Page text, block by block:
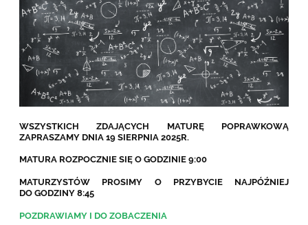
WSZYSTKICH ZDAJĄCYCH MATURĘ POPRAWKOWĄ
ZAPRASZAMY DNIA 19 SIERPNIA 2025R.
MATURA ROZPOCZNIE SIĘ O GODZINIE 9:00
MATURZYSTÓW PROSIMY O PRZYBYCIE NAJPÓŹNIEJ
DO GODZINY 8:45
POZDRAWIAMY I DO ZOBACZENIA